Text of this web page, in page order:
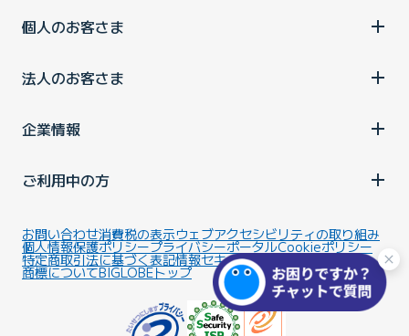
個人のお客さま
法人のお客さま
企業情報
ご利用中の方
お問い合わせ消費税の表示ウェブアクセシビリティの取り組み
個人情報保護ポリシープライバシーポータルCookieポリシー
特定商取引法に基づく表記情報セキュリティ基本方針
商標についてBIGLOBEトップ